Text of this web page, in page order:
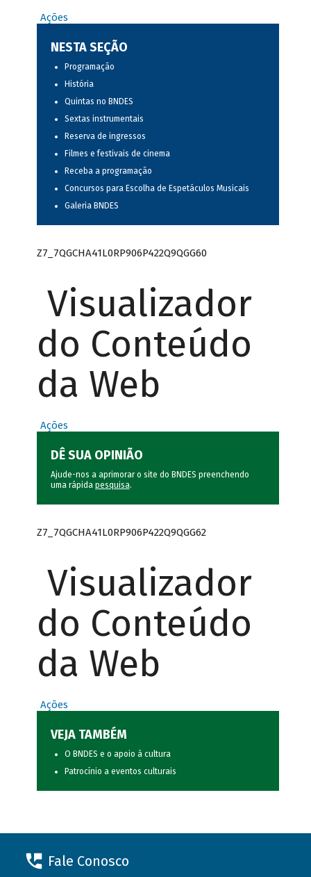
Ações
NESTA SEÇÃO
Programação
História
Quintas no BNDES
Sextas instrumentais
Reserva de ingressos
Filmes e festivais de cinema
Receba a programação
Concursos para Escolha de Espetáculos Musicais
Galeria BNDES
Z7_7QGCHA41L0RP906P422Q9QGG60
Visualizador
do Conteúdo
da Web
Ações
DÊ SUA OPINIÃO
Ajude-nos a aprimorar o site do BNDES preenchendo
uma rápida pesquisa.
Z7_7QGCHA41L0RP906P422Q9QGG62
Visualizador
do Conteúdo
da Web
Ações
VEJA TAMBÉM
O BNDES e o apoio à cultura
Patrocínio a eventos culturais
Fale Conosco